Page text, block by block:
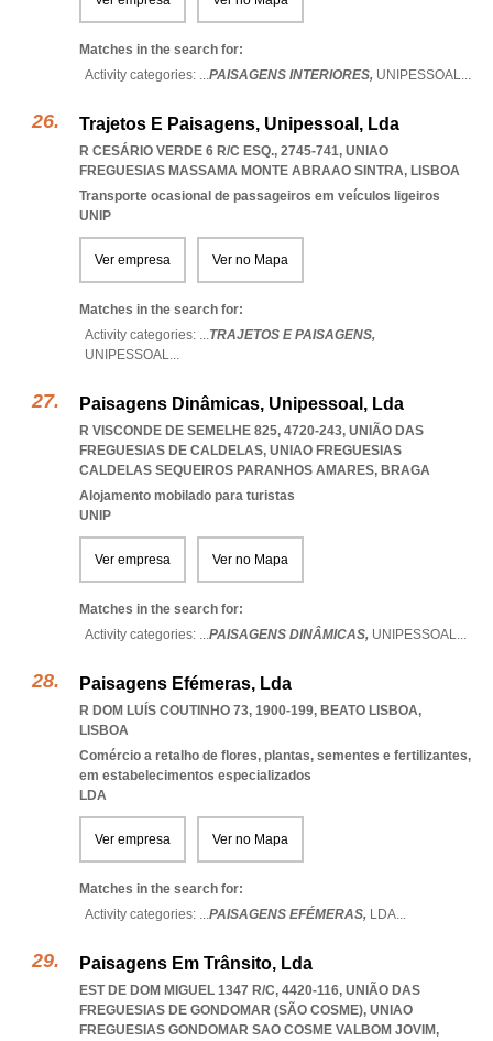
Matches in the search for:
Activity categories: ...PAISAGENS INTERIORES, UNIPESSOAL...
Trajetos E Paisagens, Unipessoal, Lda
R CESÁRIO VERDE 6 R/C ESQ., 2745-741, UNIAO
FREGUESIAS MASSAMA MONTE ABRAAO SINTRA, LISBOA
Transporte ocasional de passageiros em veículos ligeiros
UNIP
Ver empresa Ver no Mapa
Matches in the search for:
Activity categories: ...TRAJETOS E PAISAGENS,
UNIPESSOAL...
Paisagens Dinâmicas, Unipessoal, Lda
R VISCONDE DE SEMELHE 825, 4720-243, UNIÃO DAS
FREGUESIAS DE CALDELAS, UNIAO FREGUESIAS
CALDELAS SEQUEIROS PARANHOS AMARES, BRAGA
Alojamento mobilado para turistas
UNIP
Ver empresa Ver no Mapa
Matches in the search for:
Activity categories: ...PAISAGENS DINÂMICAS, UNIPESSOAL...
Paisagens Efémeras, Lda
R DOM LUÍS COUTINHO 73, 1900-199, BEATO LISBOA,
LISBOA
Comércio a retalho de flores, plantas, sementes e fertilizantes,
em estabelecimentos especializados
LDA
Ver empresa Ver no Mapa
Matches in the search for:
Activity categories: ...PAISAGENS EFÉMERAS, LDA...
Paisagens Em Trânsito, Lda
EST DE DOM MIGUEL 1347 R/C, 4420-116, UNIÃO DAS
FREGUESIAS DE GONDOMAR (SÃO COSME), UNIAO
FREGUESIAS GONDOMAR SAO COSME VALBOM JOVIM,